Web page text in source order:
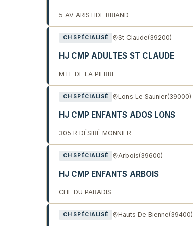
5 AV ARISTIDE BRIAND
CH SPÉCIALISÉ St Claude(39200)
HJ CMP ADULTES ST CLAUDE
MTE DE LA PIERRE
CH SPÉCIALISÉ Lons Le Saunier(39000)
HJ CMP ENFANTS ADOS LONS
305 R DÉSIRÉ MONNIER
CH SPÉCIALISÉ Arbois(39600)
HJ CMP ENFANTS ARBOIS
CHE DU PARADIS
CH SPÉCIALISÉ Hauts De Bienne(39400)